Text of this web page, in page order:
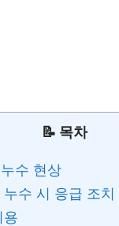
📝 목차
수 현상
수 시 응급 조치
용